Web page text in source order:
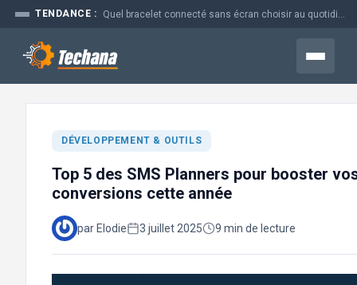
Aller
contenu
TENDANCE :
Menu
DÉVELOPPEMENT & OUTILS
Top 5 des SMS Planners pour booster
conversions cette année
par Elodie 3 juillet 2025 9 min de lecture